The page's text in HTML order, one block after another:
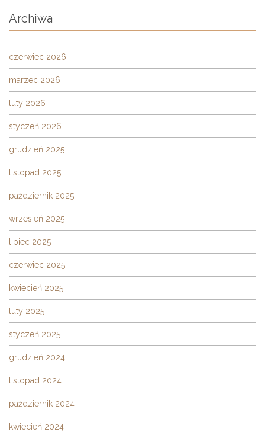
Archiwa
czerwiec 2026
marzec 2026
luty 2026
styczeń 2026
grudzień 2025
listopad 2025
październik 2025
wrzesień 2025
lipiec 2025
czerwiec 2025
kwiecień 2025
luty 2025
styczeń 2025
grudzień 2024
listopad 2024
październik 2024
kwiecień 2024